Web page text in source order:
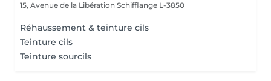
15, Avenue de la Libération Schifflange L-3850
Réhaussement & teinture cils
Teinture cils
Teinture sourcils